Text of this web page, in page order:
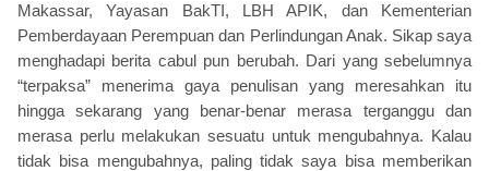
Makassar, Yayasan BakTI, LBH APIK, dan Kementerian
Pemberdayaan Perempuan dan Perlindungan Anak. Sikap saya
menghadapi berita cabul pun berubah. Dari yang sebelumnya
“terpaksa” menerima gaya penulisan yang meresahkan itu
hingga sekarang yang benar-benar merasa terganggu dan
merasa perlu melakukan sesuatu untuk mengubahnya. Kalau
tidak bisa mengubahnya, paling tidak saya bisa memberikan